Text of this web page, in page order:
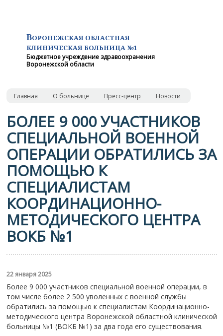
ВОРОНЕЖСКАЯ ОБЛАСТНАЯ
КЛИНИЧЕСКАЯ БОЛЬНИЦА №1
Бюджетное учреждение здравоохранения
Воронежской области
Главная О больнице Пресс-центр Новости
БОЛЕЕ 9 000 УЧАСТНИКОВ
СПЕЦИАЛЬНОЙ ВОЕННОЙ
ОПЕРАЦИИ ОБРАТИЛИСЬ ЗА
ПОМОЩЬЮ К
СПЕЦИАЛИСТАМ
КООРДИНАЦИОННО-
МЕТОДИЧЕСКОГО ЦЕНТРА
ВОКБ №1
22 января 2025
Более 9 000 участников специальной военной операции, в
том числе более 2 500 уволенных с военной службы
обратились за помощью к специалистам Координационно-
методического центра Воронежской областной клинической
больницы №1 (ВОКБ №1) за два года его существования.